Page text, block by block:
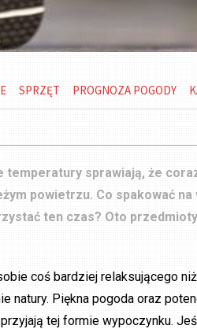
SPRZĘT PROGNOZA POGODY
temperatury sprawiają, że
powietrzu. Co spakować na
ten czas? Oto
coś bardziej relaksującego
natury. Piękna pogoda oraz
tej formie wypoczynku.